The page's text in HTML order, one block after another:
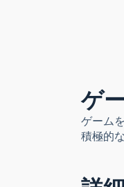
ゲ
ゲーム
積極的